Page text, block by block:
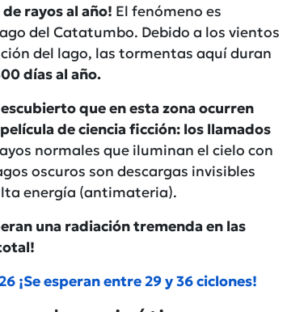
rayos al año! El fenómeno es
del Catatumbo. Debido a los vientos
del lago, las tormentas aquí duran
días al año.
que en esta zona ocurren
de ciencia ficción: los llamados
normales que iluminan el cielo con
oscuros son descargas invisibles
energía (antimateria).
una radiación tremenda en las
¡Se esperan entre 29 y 36 ciclones!